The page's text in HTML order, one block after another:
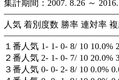
集計期間：2007. 8.26 ～
人気 着別度数 勝率 連対率
１番人気 1- 1- 0- 8/ 10 10.0%
２番人気 2- 1- 0- 7/ 10 20.0%
３番人気 0- 0- 2- 8/ 10 0.0%